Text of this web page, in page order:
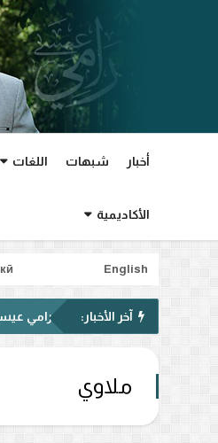
أخبار شبهات اللغات
الأكاديمية
English
آخر الأخبار:
رامي عيسى يرد على
ملاوي